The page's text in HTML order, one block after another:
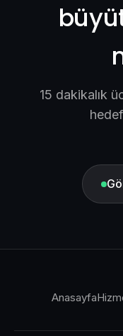
15 dakikalık
Anasayfa